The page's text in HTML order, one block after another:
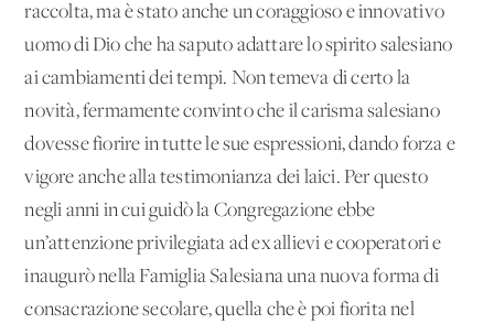
raccolta, ma è stato anche un coraggioso e innovativo
uomo di Dio che ha saputo adattare lo spirito salesiano
ai cambiamenti dei tempi. Non temeva di certo la
novità, fermamente convinto che il carisma salesiano
dovesse fiorire in tutte le sue espressioni, dando forza e
vigore anche alla testimonianza dei laici. Per questo
negli anni in cui guidò la Congregazione ebbe
un’attenzione privilegiata ad ex allievi e cooperatori e
inaugurò nella Famiglia Salesiana una nuova forma di
consacrazione secolare, quella che è poi fiorita nel